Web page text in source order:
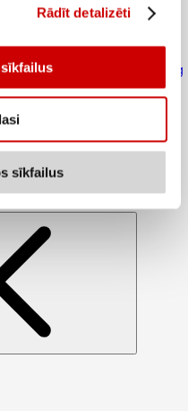
Rādīt detalizēti
sīkfailus
krējums VALMIERA 20% 450g